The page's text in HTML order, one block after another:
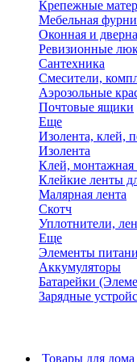
Крепежные
Мебельная
Оконная и
Ревизионные
Сантехника
Смесители,
Аэрозольные
Почтовые ящики
Еще
Изолента, клей,
Изолента
Клей, монтажная
Клейкие ленты
Малярная лента
Скотч
Уплотнители,
Еще
Элементы
Аккумуляторы
Батарейки
Зарядные
Товары для дома